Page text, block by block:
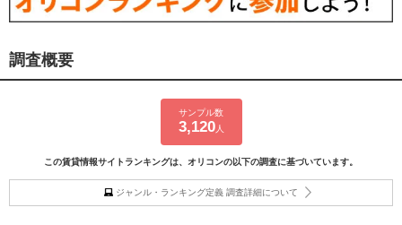
調査概要
サンプル数
3,120人
この賃貸情報サイトランキングは、オリコンの以下の調査に基づいています。
ジャンル・ランキング定義 調査詳細について